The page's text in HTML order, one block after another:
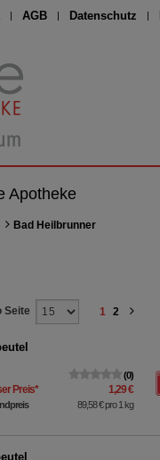
AGB Datenschutz
Apotheke
Bad Heilbrunner
Seite
1 2
0
Preis* 1,29 €
89,58 €pro 1 kg